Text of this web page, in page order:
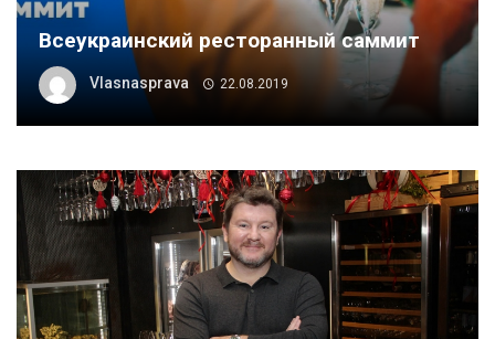
Всеукраинский ресторанный саммит
Vlasnasprava 22.08.2019